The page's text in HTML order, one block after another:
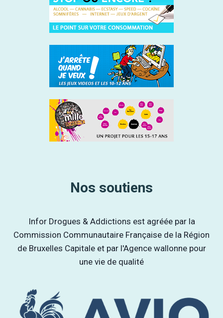
Nos soutiens
Infor Drogues & Addictions est agréée par la
Commission Communautaire Française de la Région
de Bruxelles Capitale et par l'Agence wallonne pour
une vie de qualité